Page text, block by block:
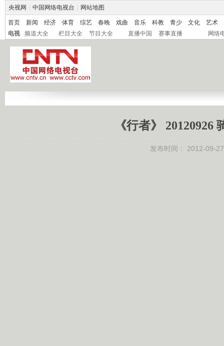
央视网 中国网络电视台 网站地图
首页 新闻 经济 体育 综艺 春晚 戏曲 音乐 科教 青少 文化
艺术
电视
频道大全 栏目大全 节目大全 直播中国 赛事直播 网络
《行者》
发布时间： 2012-09-